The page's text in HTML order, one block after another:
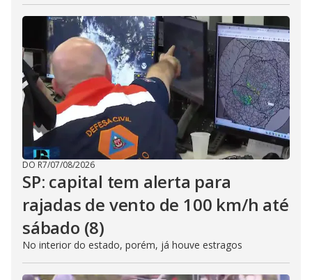
DO R7/07/08/2026
SP: capital tem alerta para
rajadas de vento de 100 km/h até
sábado (8)
No interior do estado, porém, já houve estragos